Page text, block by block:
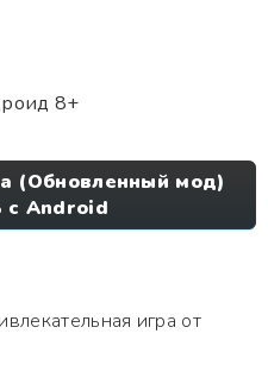
8+
(Обновленный мод)
с Android
игра от